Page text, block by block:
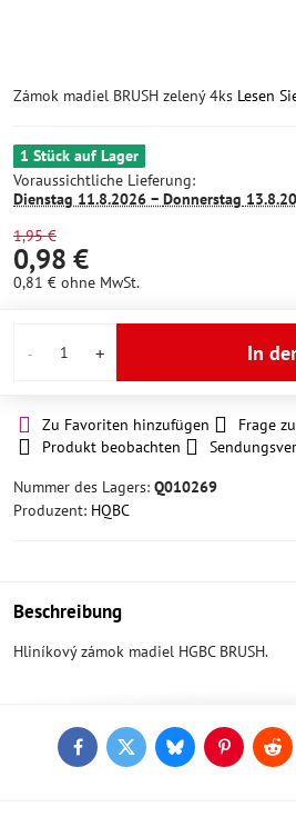
Zámok madiel BRUSH zelený 4ks Lesen
1 Stück auf Lager
Voraussichtliche Lieferung:
Dienstag 11.8.2026 − Donnerstag
1,95 €
0,98 €
0,81 € ohne MwSt.
In
Zu Favoriten hinzufügen
Frage
Produkt beobachten
Nummer des Lagers: Q010269
Produzent: HQBC
Beschreibung
Hliníkový zámok madiel HGBC BRUSH.
FacebookTwitterBlueskyPinterest